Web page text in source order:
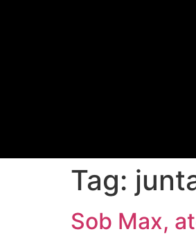
Tag:
Sob Max,